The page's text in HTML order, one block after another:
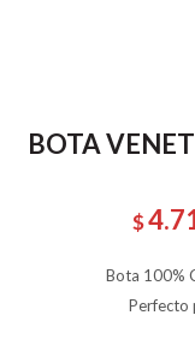
BOTA
$
Bota 100%
Perfecto